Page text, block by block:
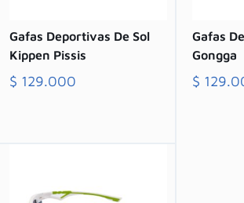
Gafas Deportivas De Sol
Kippen Pissis
$ 129.000
Gafas
Gongga
$